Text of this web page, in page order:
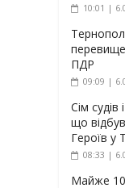
10:01 |
ПДР
09:09 |
Сім
що
Героїв у
08:33 |
Майже 10